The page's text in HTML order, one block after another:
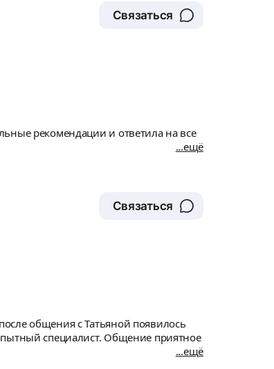
Связаться
рекомендации и ответила на все
ещё
Связаться
общения с Татьяной появилось
специалист. Общение приятное
ещё